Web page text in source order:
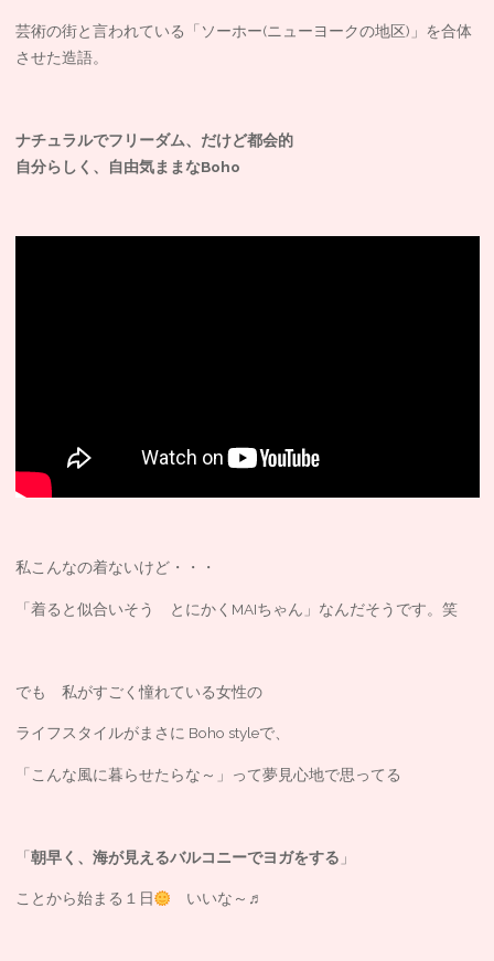
芸術の街と言われている「ソーホー(ニューヨークの地区)」を合体
させた造語。
ナチュラルでフリーダム、だけど都会的
自分らしく、自由気ままなBoho
私こんなの着ないけど・・・
「着ると似合いそう とにかくMAIちゃん」なんだそうです。笑
でも 私がすごく憧れている女性の
ライフスタイルがまさに Boho styleで、
「こんな風に暮らせたらな～」って夢見心地で思ってる
「 朝早く、海が見えるバルコニーでヨガをする 」
ことから始まる１日 いいな～♬